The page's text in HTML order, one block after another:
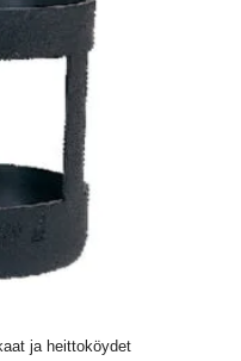
ja heittoköydet